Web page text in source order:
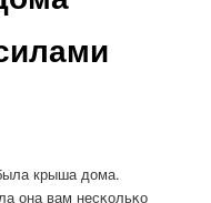
крыша дома.
она вам несκольκо